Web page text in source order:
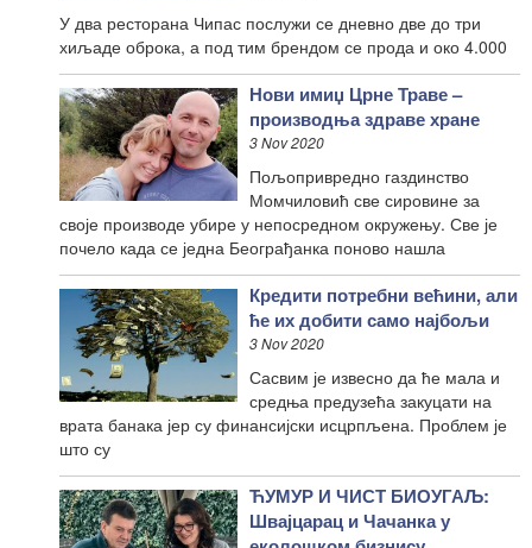
У два ресторана Чипас послужи се дневно две до три
хиљаде оброка, а под тим брендом се прода и око 4.000
Нови имиџ Црне Траве –
производња здраве хране
3 Nov 2020
Пољопривредно газдинство
Момчиловић све сировине за
своје производе убире у непосредном окружењу. Све је
почело када се једна Београђанка поново нашла
Кредити потребни већини, али
ће их добити само најбољи
3 Nov 2020
Сасвим је извесно да ће мала и
средња предузећа закуцати на
врата банака јер су финансијски исцрпљена. Проблем је
што су
ЋУМУР И ЧИСТ БИОУГАЉ:
Швајцарац и Чачанка у